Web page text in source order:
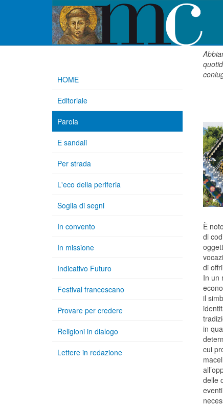
È
di
di
In un
il
in
cui
delle
HOME
Editoriale
Parola
E sandali
Per strada
L'eco della periferia
Soglia di segni
In convento
In missione
Indicativo Futuro
Festival francescano
Provare per credere
Religioni in dialogo
Lettere in redazione